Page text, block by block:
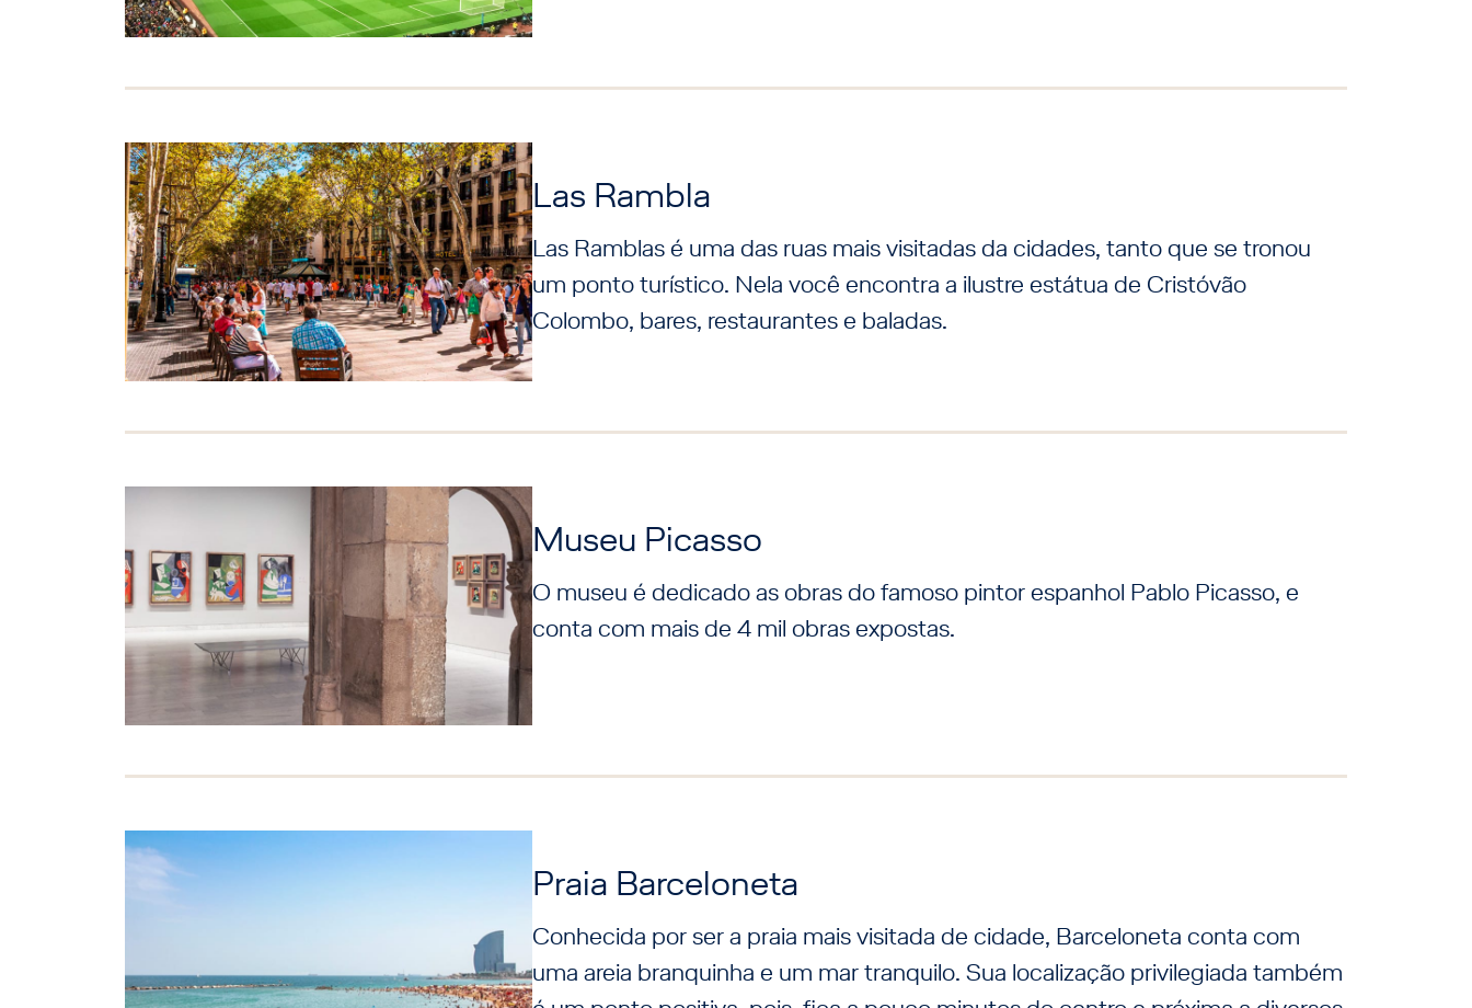
Las Rambla
Las Ramblas é uma das ruas mais visitadas da cidades, tanto que se tronou
um ponto turístico. Nela você encontra a ilustre estátua de Cristóvão
Colombo, bares, restaurantes e baladas.
Museu Picasso
O museu é dedicado as obras do famoso pintor espanhol Pablo Picasso, e
conta com mais de 4 mil obras expostas.
Praia Barceloneta
Conhecida por ser a praia mais visitada de cidade, Barceloneta conta com
uma areia branquinha e um mar tranquilo. Sua localização privilegiada também